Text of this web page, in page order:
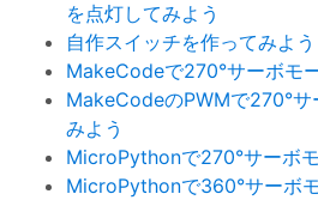
を点灯してみよう
自作スイッチを作ってみよう
MakeCodeで270°サーボモ
MakeCodeのPWMで270°サ
みよう
MicroPythonで270°サーボ
MicroPythonで360°サーボ